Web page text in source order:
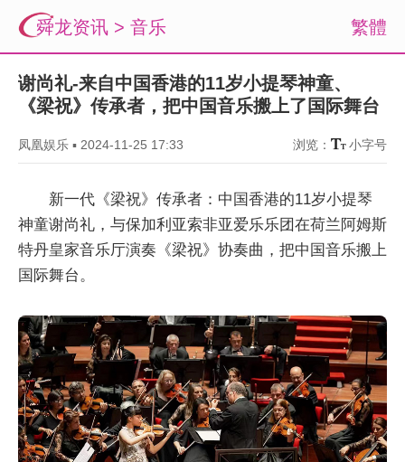
繁體
舜龙资讯 > 音乐
谢尚礼-来自中国香港的11岁小提琴神童、
《梁祝》传承者，把中国音乐搬上了国际舞台
凤凰娱乐 ▪ 2024-11-25 17:33 浏览： 小字号
新一代《梁祝》传承者：中国香港的11岁小提琴
神童谢尚礼，与保加利亚索非亚爱乐乐团在荷兰阿姆斯
特丹皇家音乐厅演奏《梁祝》协奏曲，把中国音乐搬上
国际舞台。